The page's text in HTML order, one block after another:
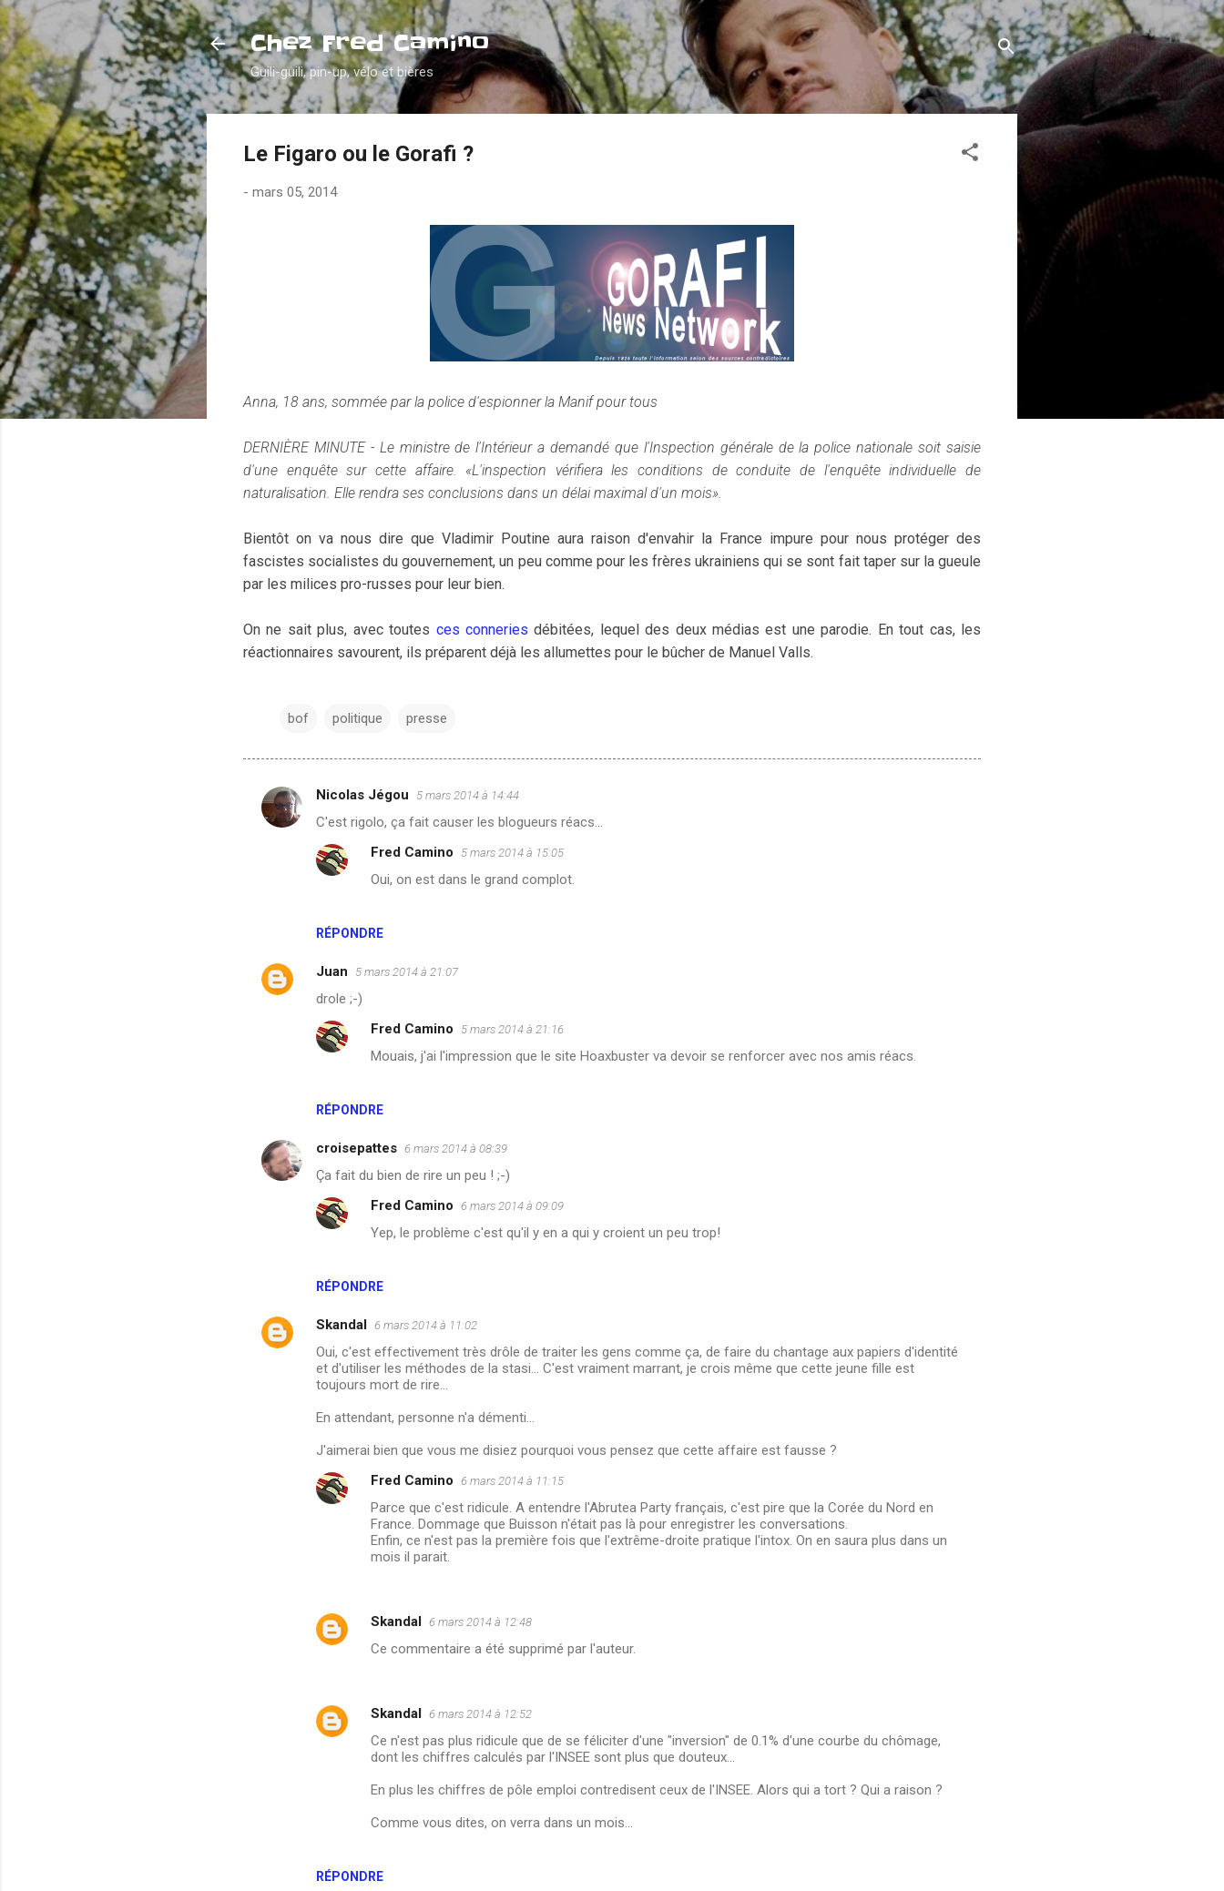
Accéder au contenu principal
Chez Fred Camino
Guili-guili, pin-up, vélo et bières
Le Figaro ou le Gorafi ?
- mars 05, 2014
Anna, 18 ans, sommée par la police d'espionner la Manif pour tous
DERNIÈRE MINUTE - Le ministre de l'Intérieur a demandé que l'Inspection générale de la police nationale soit saisie
d'une enquête sur cette affaire. «L'inspection vérifiera les conditions de conduite de l'enquête individuelle de
naturalisation. Elle rendra ses conclusions dans un délai maximal d'un mois».
Bientôt on va nous dire que Vladimir Poutine aura raison d'envahir la France impure pour nous protéger des
fascistes socialistes du gouvernement, un peu comme pour les frères ukrainiens qui se sont fait taper sur la gueule
par les milices pro-russes pour leur bien.
On ne sait plus, avec toutes ces conneries débitées, lequel des deux médias est une parodie. En tout cas, les
réactionnaires savourent, ils préparent déjà les allumettes pour le bûcher de Manuel Valls.
bof politique presse
C
o
a
Nicolas Jégou 5 mars 2014 à 14:44
C'est rigolo, ça fait causer les blogueurs réacs...
RÉPONDRE
Fred Camino 5 mars 2014 à 15:05
Oui, on est dans le grand complot.
Juan 5 mars 2014 à 21:07
drole ;-)
RÉPONDRE
Fred Camino 5 mars 2014 à 21:16
Mouais, j'ai l'impression que le site Hoaxbuster va devoir se renforcer avec nos amis réacs.
croisepattes 6 mars 2014 à 08:39
Ça fait du bien de rire un peu ! ;-)
RÉPONDRE
Fred Camino 6 mars 2014 à 09:09
Yep, le problème c'est qu'il y en a qui y croient un peu trop!
Skandal 6 mars 2014 à 11:02
Oui, c'est effectivement très drôle de traiter les gens comme ça, de faire du chantage aux papiers d'identité
et d'utiliser les méthodes de la stasi... C'est vraiment marrant, je crois même que cette jeune fille est
toujours mort de rire...
En attendant, personne n'a démenti...
J'aimerai bien que vous me disiez pourquoi vous pensez que cette affaire est fausse ?
RÉPONDRE
Fred Camino 6 mars 2014 à 11:15
Parce que c'est ridicule. A entendre l'Abrutea Party français, c'est pire que la Corée du Nord en
France. Dommage que Buisson n'était pas là pour enregistrer les conversations.
Enfin, ce n'est pas la première fois que l'extrême-droite pratique l'intox. On en saura plus dans un
mois il parait.
Skandal 6 mars 2014 à 12:48
Ce commentaire a été supprimé par l'auteur.
Skandal 6 mars 2014 à 12:52
Ce n'est pas plus ridicule que de se féliciter d'une "inversion" de 0.1% d'une courbe du chômage,
dont les chiffres calculés par l'INSEE sont plus que douteux...
En plus les chiffres de pôle emploi contredisent ceux de l'INSEE. Alors qui a tort ? Qui a raison ?
Comme vous dites, on verra dans un mois...